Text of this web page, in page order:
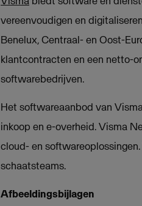
vereenvoudigen en
Benelux, Centraal- en Oost-
klantcontracten en een netto-
softwarebedrijven.
Het softwareaanbod van
inkoop en e-overheid. Visma
cloud- en
schaatsteams.
Afbeeldingsbijlagen